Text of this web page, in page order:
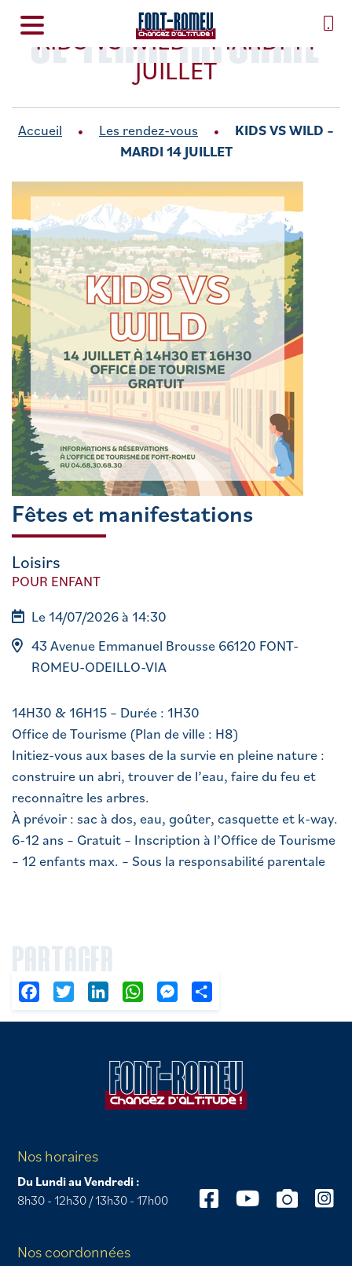
SE TENIR INFORMÉ
KIDS VS WILD – MARDI 14
JUILLET
Accueil Les rendez-vous
KIDS VS WILD –
MARDI 14 JUILLET
Fêtes et manifestations
Loisirs
POUR ENFANT
Le 14/07/2026 à 14:30
43 Avenue Emmanuel Brousse 66120 FONT-
ROMEU-ODEILLO-VIA
14H30 & 16H15 – Durée : 1H30
Office de Tourisme (Plan de ville : H8)
Initiez-vous aux bases de la survie en pleine nature :
construire un abri, trouver de l’eau, faire du feu et
reconnaître les arbres.
À prévoir : sac à dos, eau, goûter, casquette et k-way.
6-12 ans – Gratuit – Inscription à l’Office de Tourisme
– 12 enfants max. – Sous la responsabilité parentale
PARTAGER
FacebookTwitter LinkedIn WhatsAppMessenger
Nos horaires
Du Lundi au Vendredi :
8h30 - 12h30 / 13h30 - 17h00
Nos coordonnées